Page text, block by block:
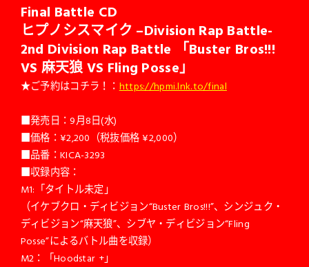
Final Battle CD
ヒプノシスマイク –Division Rap Battle-
2nd Division Rap Battle 「Buster Bros!!!
VS 麻天狼 VS Fling Posse」
★ご予約はコチラ！： https://hpmi.lnk.to/final
■発売日：9月8日(水)
■価格：¥2,200（税抜価格 ¥2,000）
■品番：KICA-3293
■収録内容：
M1:「タイトル未定」
（イケブクロ・ディビジョン“Buster Bros!!!”、シンジュク・
ディビジョン“麻天狼”、シブヤ・ディビジョン“Fling
Posse”によるバトル曲を収録）
M2：「Hoodstar +」